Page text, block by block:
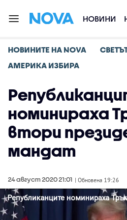
НОВИНИ
НОВИНИТЕ НА NOVA
АМЕРИКА ИЗБИРА
номинираха
втори
мандат
24 август 2020 21:01 | Обновена 19:26